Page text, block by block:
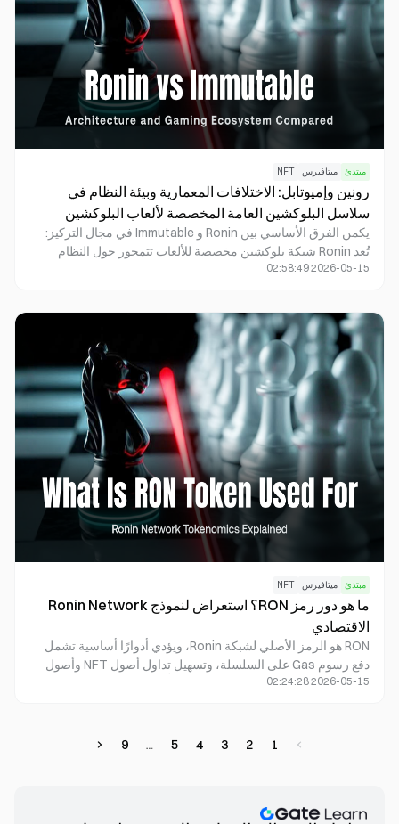
مبتدئ ميتافيرس NFT
رونين وإميوتابل: الاختلافات المعمارية وبيئة النظام في
سلاسل البلوكشين العامة المخصصة لألعاب البلوكشين
يكمن الفرق الأساسي بين Ronin و Immutable في مجال التركيز:
تُعد Ronin شبكة بلوكشين مخصصة للألعاب تتمحور حول النظام
2026-05-15 02:58:49
مبتدئ ميتافيرس NFT
ما هو دور رمز RON؟ استعراض لنموذج Ronin Network
الاقتصادي
RON هو الرمز الأصلي لشبكة Ronin، ويؤدي أدوارًا أساسية تشمل
دفع رسوم Gas على السلسلة، وتسهيل تداول أصول NFT وأصول
الألعاب، والمشاركة في تشغيل عقد المُدقِّقين، بالإضافة إلى تمكين
2026-05-15 02:24:28
1
2
3
4
5
9